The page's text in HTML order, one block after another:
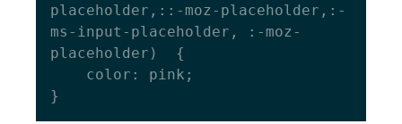
placeholder,::-moz-placeholder,:-
ms-input-placeholder, :-moz-
placeholder)  {